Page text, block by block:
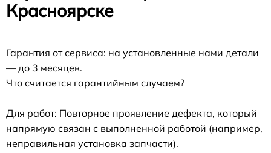
Красноярске
Гарантия от сервиса: на установленные нами детали
— до 3 месяцев.
Что считается гарантийным случаем?
Для работ: Повторное проявление дефекта, который
напрямую связан с выполненной работой (например,
неправильная установка запчасти).